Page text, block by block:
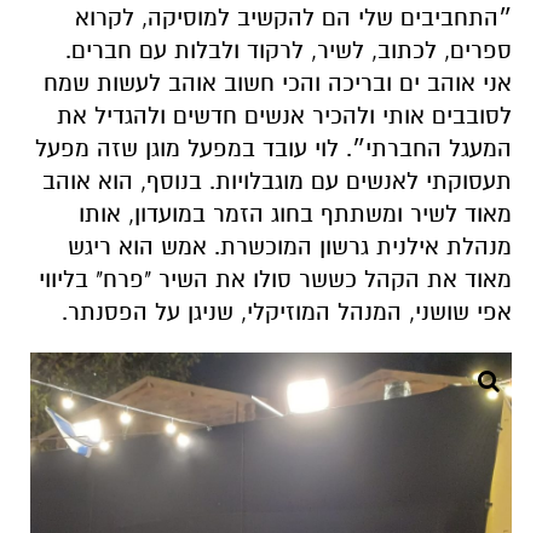
״התחביבים שלי הם להקשיב למוסיקה, לקרוא
ספרים, לכתוב, לשיר, לרקוד ולבלות עם חברים.
אני אוהב ים ובריכה והכי חשוב אוהב לעשות שמח
לסובבים אותי ולהכיר אנשים חדשים ולהגדיל את
המעגל החברתי״. לוי עובד במפעל מוגן שזה מפעל
תעסוקתי לאנשים עם מוגבלויות. בנוסף, הוא אוהב
מאוד לשיר ומשתתף בחוג הזמר במועדון, אותו
מנהלת אילנית גרשון המוכשרת. אמש הוא ריגש
מאוד את הקהל כששר סולו את השיר "פרח" בליווי
אפי שושני, המנהל המוזיקלי, שניגן על הפסנתר.